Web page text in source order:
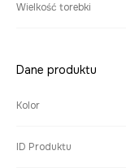
Wielkość torebki
Dane produktu
Kolor
ID Produktu